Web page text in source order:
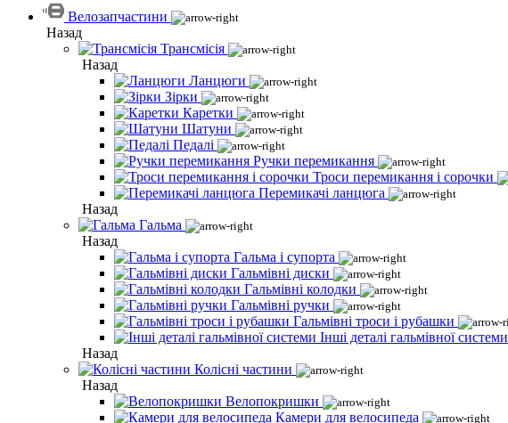
Велозапчастини
Назад
Трансмісія
Назад
Ланцюги
Зірки
Каретки
Шатуни
Педалі
Ручки перемикання
Троси перемикання і сорочки
Перемикачі ланцюга
Назад
Гальма
Назад
Гальма і супорта
Гальмівні диски
Гальмівні колодки
Гальмівні ручки
Гальмівні троси і рубашки
Інші деталі гальмівної системи
Назад
Колісні частини
Назад
Велопокришки
Камери для велосипеда